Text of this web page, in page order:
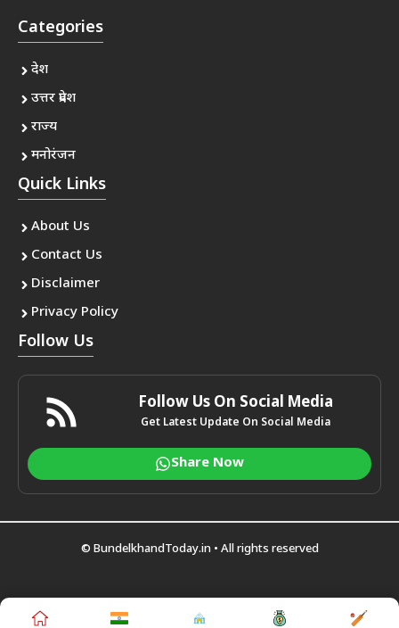
Categories
देश
उत्तर प्रदेश
राज्य
मनोरंजन
Quick Links
About Us
Contact Us
Disclaimer
Privacy Policy
Follow Us
Follow Us On Social Media
Get Latest Update On Social Media
Share Now
© BundelkhandToday.in • All rights reserved